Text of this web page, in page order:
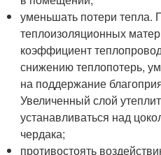
уменьшать потери тепла.
теплоизоляционных
коэффициент
снижению теплопотерь,
на поддержание
Увеличенный слой
устанавливаться над
чердака;
противостоять